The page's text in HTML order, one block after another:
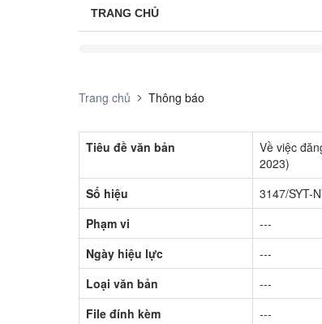
TRANG CHỦ
Trang chủ Thông báo
Tiêu đề văn bản
Về việc
2023)
Số hiệu
3147/SYT-
Phạm vi
---
Ngày hiệu lực
---
Loại văn bản
---
File đính kèm
---